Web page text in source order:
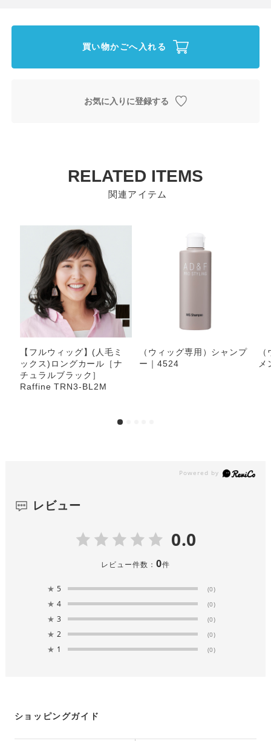
買い物かごへ入れる
お気に入りに登録する
RELATED ITEMS
関連アイテム
【フルウィッグ】(人毛ミ
ックス)ロングカール［ナ
チュラルブラック］
Raffine TRN3-BL2M
（ウィッグ専用）シャンプ
ー｜4524
メ
レビュー
0.0
レビュー件数： 0件
★ 5 (0)
★ 4 (0)
★ 3 (0)
★ 2 (0)
★ 1 (0)
ショッピングガイド